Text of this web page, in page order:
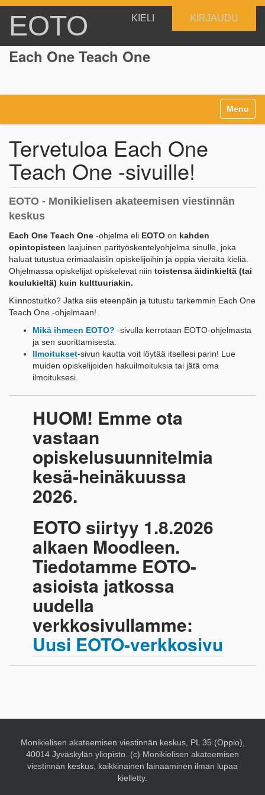
EOTO KIRJAUDU
KIELI
Each One Teach One
v
Toggle
Tervetuloa Each One
Teach One -sivuille!
EOTO - Monikielisen akateemisen viestinnän
keskus
Each One Teach One -ohjelma eli EOTO on kahden
opintopisteen laajuinen parityöskentelyohjelma sinulle, joka
haluat tutustua erimaalaisiin opiskelijoihin ja oppia vieraita kieliä.
Ohjelmassa opiskelijat opiskelevat niin toistensa äidinkieltä (tai
koulukieltä) kuin kulttuuriakin.
Kiinnostuitko? Jatka siis eteenpäin ja tutustu tarkemmin Each One
Teach One -ohjelmaan!
Mikä ihmeen EOTO? -sivulla kerrotaan EOTO-ohjelmasta
ja sen suorittamisesta.
Ilmoitukset-sivun kautta voit löytää itsellesi parin! Lue
muiden opiskelijoiden hakuilmoituksia tai jätä oma
ilmoituksesi.
HUOM! Emme ota
vastaan
opiskelusuunnitelmia
kesä-heinäkuussa
2026.
EOTO siirtyy 1.8.2026
alkaen Moodleen.
Tiedotamme EOTO-
asioista jatkossa
uudella
verkkosivullamme:
Uusi EOTO-verkkosivu
Monikielisen akateemisen viestinnän keskus, PL 35 (Oppio),
40014 Jyväskylän yliopisto. (c) Monikielisen akateemisen
viestinnän keskus, kaikkinainen lainaaminen ilman lupaa
kielletty.